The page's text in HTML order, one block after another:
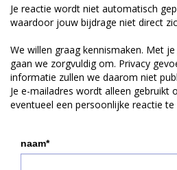
Je reactie wordt niet automatisch
waardoor jouw bijdrage niet direct
We willen graag kennismaken. Met
gaan we zorgvuldig om. Privacy
informatie zullen we daarom niet
Je e-mailadres wordt alleen gebruikt
eventueel een persoonlijke reactie te
naam*